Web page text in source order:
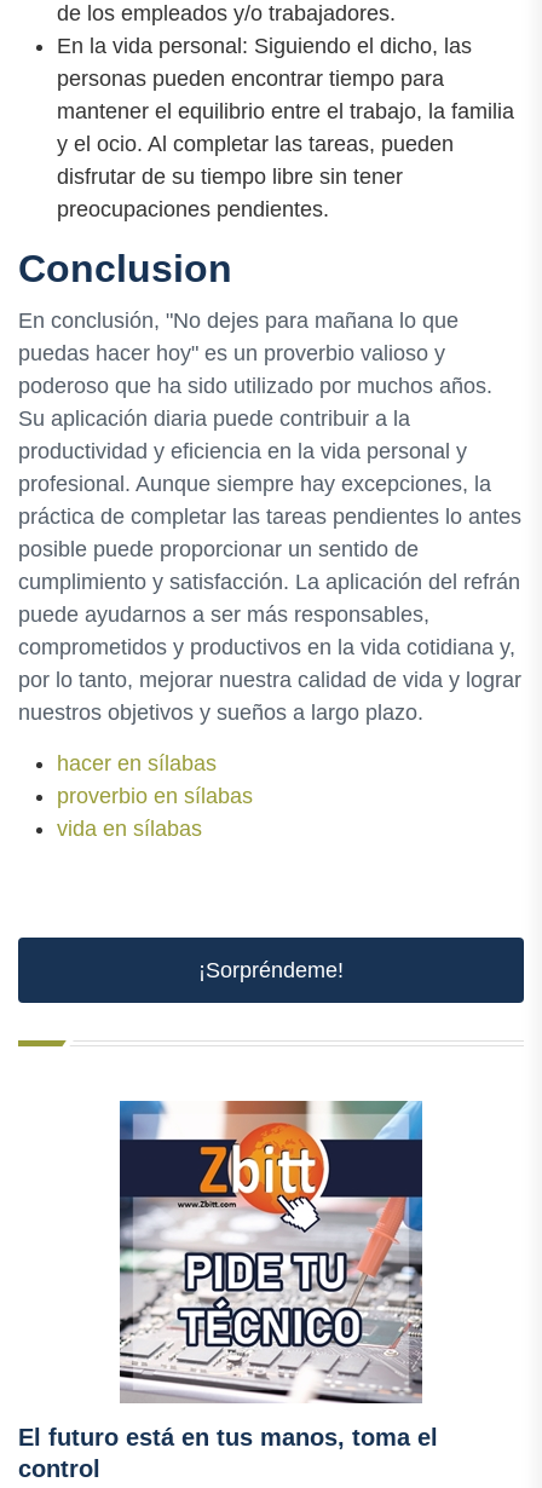
de los empleados y/o trabajadores.
En la vida personal: Siguiendo el dicho, las
personas pueden encontrar tiempo para
mantener el equilibrio entre el trabajo, la familia
y el ocio. Al completar las tareas, pueden
disfrutar de su tiempo libre sin tener
preocupaciones pendientes.
Conclusion
En conclusión, "No dejes para mañana lo que
puedas hacer hoy" es un proverbio valioso y
poderoso que ha sido utilizado por muchos años.
Su aplicación diaria puede contribuir a la
productividad y eficiencia en la vida personal y
profesional. Aunque siempre hay excepciones, la
práctica de completar las tareas pendientes lo antes
posible puede proporcionar un sentido de
cumplimiento y satisfacción. La aplicación del refrán
puede ayudarnos a ser más responsables,
comprometidos y productivos en la vida cotidiana y,
por lo tanto, mejorar nuestra calidad de vida y lograr
nuestros objetivos y sueños a largo plazo.
hacer en sílabas
proverbio en sílabas
vida en sílabas
¡Sorpréndeme!
El futuro está en tus manos, toma el
control